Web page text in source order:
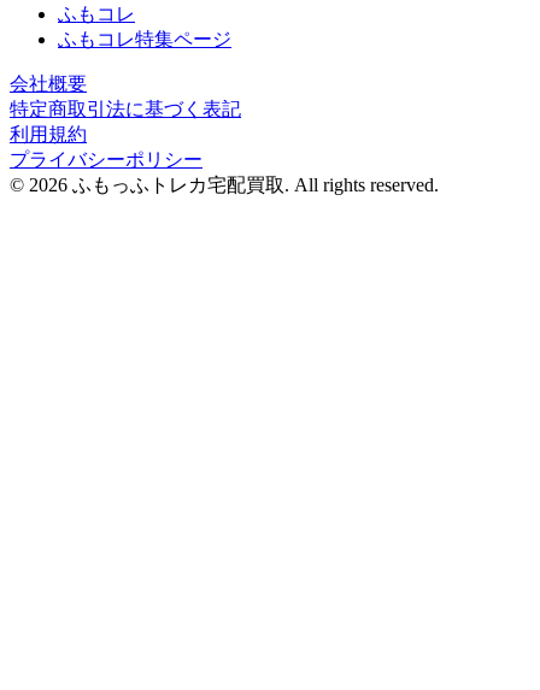
ふもコレ
ふもコレ特集ページ
会社概要
特定商取引法に基づく表記
利用規約
プライバシーポリシー
© 2026 ふもっふトレカ宅配買取. All rights reserved.